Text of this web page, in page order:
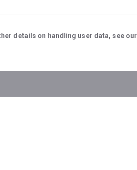
details on handling user data, see our